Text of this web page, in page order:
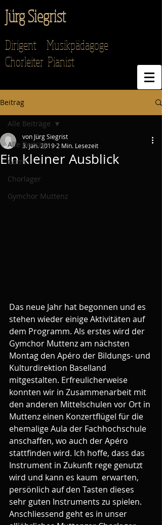
Jürg Siegrist
Dirigent Musikpädagoge
Chorleiter Pianist
Beitrag
Alle Beiträge
Goms
Chorlager
Gymchor Muttenz
Alle Beiträge
Ein kleiner Ausblick
von Jürg Siegrist
3. Jan. 2019 2 Min. Lesezeit
Das neue Jahr hat begonnen und es
stehen wieder einige Aktivitäten auf
dem Programm. Als erstes wird der
Gymchor Muttenz am nächsten
Montag den Apéro der Bildungs- und
Kulturdirektion Baselland
mitgestalten. Erfreulicherweise
konnten wir in Zusammenarbeit mit
den anderen Mittelschulen vor Ort in
Muttenz einen Konzertflügel für die
ehemalige Aula der Fachhochschule
anschaffen, wo auch der Apéro
stattfinden wird. Ich hoffe, dass das
Instrument in Zukunft rege genutzt
wird und kann es kaum  erwarten,
persönlich auf den Tasten dieses
sehr guten Instruments zu spielen.
Anschliessend geht es in unser